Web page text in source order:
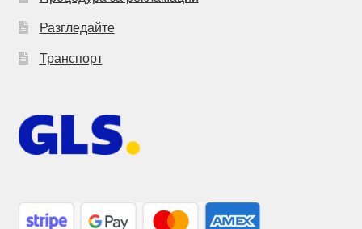
Разгледайте
Транспорт